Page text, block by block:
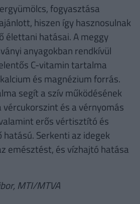
fogyasztása
hiszen így hasznosulnak
élettani hatásai. A meggy
anyagokban rendkívül
C-vitamin tartalma
és magnézium forrás.
segít a szív működésének
vércukorszint és a vérnyomás
erős vértisztító és
Serkenti az idegek
emésztést, és vízhajtó hatása
MTI/MTVA